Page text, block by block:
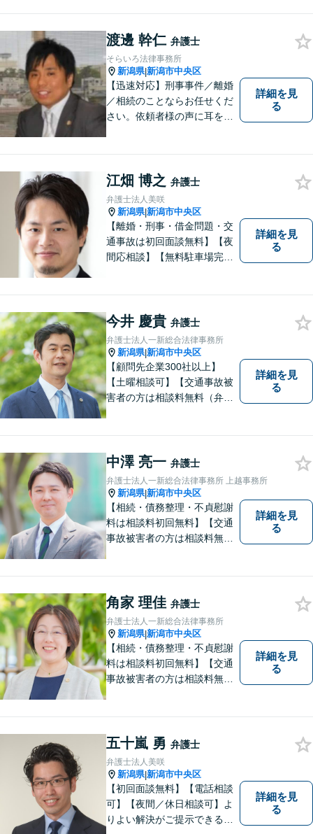
てお力になります
渡邊 幹仁 弁護士
そらいろ法律事務所
新潟県|新潟市中央区
【迅速対応】刑事事件／離婚
／相続のことならお任せくだ
さい。依頼者様の声に耳を傾
とはすぐにご相談ください。
詳細を見
る
江畑 博之 弁護士
弁護士法人美咲
新潟県|新潟市中央区
【離婚・刑事・借金問題・交
通事故は初回面談無料】【夜
間応相談】【無料駐車場完
個人の方も法人の方も、お気
軽にご相談ください。
詳細を見
る
今井 慶貴 弁護士
弁護士法人一新総合法律事務所
新潟県|新潟市中央区
【顧問先企業300社以上】
【土曜相談可】【交通事故被
害者の方は相談料無料（弁護
無料】
詳細を見
る
中澤 亮一 弁護士
弁護士法人一新総合法律事務所 上越事務所
新潟県|新潟市中央区
【相続・債務整理・不貞慰謝
料は相談料初回無料】【交通
事故被害者の方は相談料無料
思っています。
詳細を見
る
角家 理佳 弁護士
弁護士法人一新総合法律事務所
新潟県|新潟市中央区
【相続・債務整理・不貞慰謝
料は相談料初回無料】【交通
事故被害者の方は相談料無料
るため日々研鑽を積んでいま
す
詳細を見
る
五十嵐 勇 弁護士
弁護士法人美咲
新潟県|新潟市中央区
【初回面談無料】【電話相談
可】【夜間／休日相談可】よ
りよい解決がご提示できるよ
詳細を見
る